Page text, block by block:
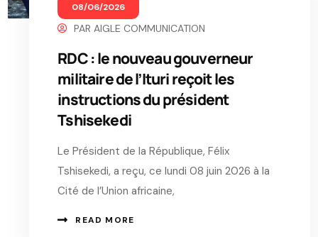
08/06/2026
PARAIGLE COMMUNICATION
RDC : le nouveau gouverneur
militaire de l’Ituri reçoit les
instructions du président
Tshisekedi
Le Président de la République, Félix
Tshisekedi, a reçu, ce lundi 08 juin 2026 à la
Cité de l’Union africaine,
READ MORE